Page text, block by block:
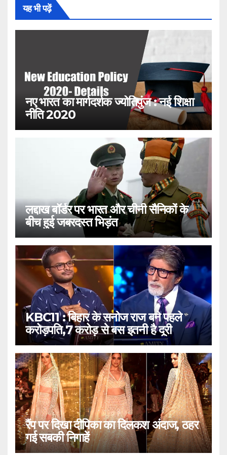
यह भी पढ़ें
नए भारत का मार्गदर्शक ज्योतिपुंज : नई शिक्षा
नीति 2020
लद्दाख बॉर्डर पर भारत और चीनी सैनिकों के
बीच हुई जबरदस्त भिड़ंत
KBC11 : बिहार के सनोज राज बने पहले
करोड़पति,7 करोड़ से बस इतनी है दूरी
रैंप पर दिखा दीपिका का दिलकश अंदाज, ठहर
गई सबकी निगाहें